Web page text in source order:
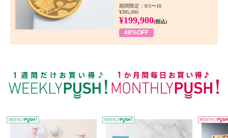
期間限定：8/5〜18
¥385,000
¥199,900(税込)
48%OFF
WEEKLY PUSH